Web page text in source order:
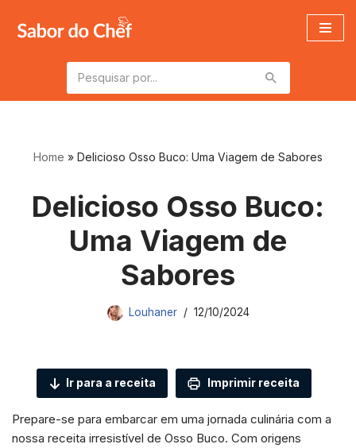
Pular
conteúdo
Home » Delicioso Osso Buco: Uma Viagem de Sabores
Delicioso Osso Buco:
Uma Viagem de
Sabores
Louhaner 12/10/2024
Ir para a receita Imprimir receita
Prepare-se para embarcar em uma jornada culinária com a
nossa receita irresistível de Osso Buco. Com origens